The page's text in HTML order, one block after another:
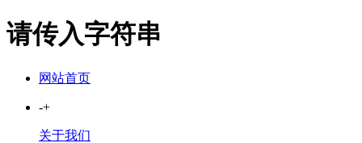
请传入字符串
网站首页
-+
关于我们